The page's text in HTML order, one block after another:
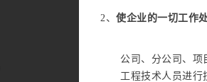
2、使企业的一切工作
公司、分公司、项
工程技术人员进行